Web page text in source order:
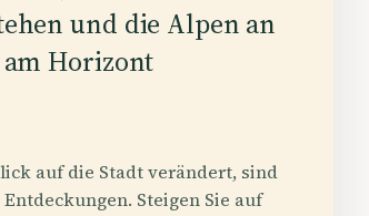
und die Alpen an
Horizont
auf die Stadt verändert, sind
Steigen Sie auf